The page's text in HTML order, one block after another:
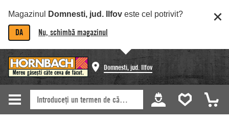
Magazinul Domnesti, jud. Ilfov este cel potrivit?
DA Nu, schimbă magazinul
Domnesti, jud. Ilfov